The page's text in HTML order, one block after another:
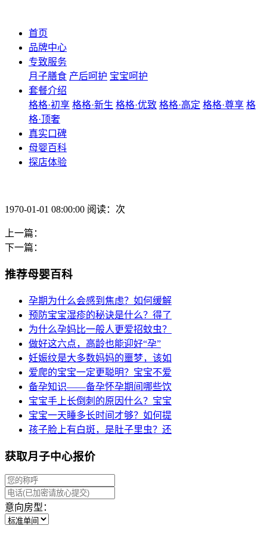
首页
品牌中心
专致服务
月子膳食 产后呵护 宝宝呵护
套餐介绍
格格·初享 格格·新生 格格·优致 格格·高定 格格·尊享 格
格·顶奢
真实口碑
母婴百科
探店体验
1970-01-01 08:00:00 阅读：次
上一篇：
下一篇：
推荐母婴百科
孕期为什么会感到焦虑？如何缓解
预防宝宝湿疹的秘诀是什么？得了
为什么孕妈比一般人更爱招蚊虫？
做好这六点，高龄也能迎好“孕”
妊娠纹是大多数妈妈的噩梦，该如
爱爬的宝宝一定更聪明？宝宝不爱
备孕知识——备孕怀孕期间哪些饮
宝宝手上长倒刺的原因什么？宝宝
宝宝一天睡多长时间才够？如何提
孩子脸上有白斑，是肚子里虫？还
获取月子中心报价
意向房型：